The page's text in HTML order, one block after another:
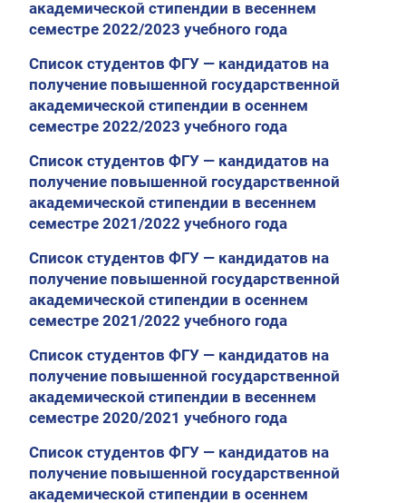
академической стипендии в весеннем
семестре 2022/2023 учебного года
Список студентов ФГУ — кандидатов на
получение повышенной государственной
академической стипендии в осеннем
семестре 2022/2023 учебного года
Список студентов ФГУ — кандидатов на
получение повышенной государственной
академической стипендии в весеннем
семестре 2021/2022 учебного года
Список студентов ФГУ — кандидатов на
получение повышенной государственной
академической стипендии в осеннем
семестре 2021/2022 учебного года
Список студентов ФГУ — кандидатов на
получение повышенной государственной
академической стипендии в весеннем
семестре 2020/2021 учебного года
Список студентов ФГУ — кандидатов на
получение повышенной государственной
академической стипендии в осеннем